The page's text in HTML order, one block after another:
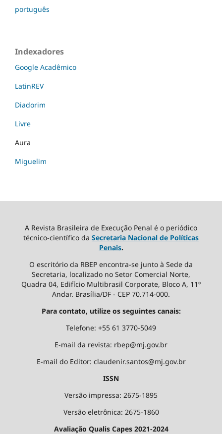
português
Indexadores
Google Acadêmico
LatinREV
Diadorim
Livre
Aura
Miguelim
A Revista Brasileira de Execução Penal é o periódico
técnico-científico da Secretaria Nacional de Políticas
Penais.
O escritório da RBEP encontra-se junto à Sede da
Secretaria, localizado no Setor Comercial Norte,
Quadra 04, Edifício Multibrasil Corporate, Bloco A, 11º
Andar. Brasília/DF - CEP 70.714-000.
Para contato, utilize os seguintes canais:
Telefone: +55 61 3770-5049
E-mail da revista: rbep@mj.gov.br
E-mail do Editor: claudenir.santos@mj.gov.br
ISSN
Versão impressa: 2675-1895
Versão eletrônica: 2675-1860
Avaliação Qualis Capes 2021-2024